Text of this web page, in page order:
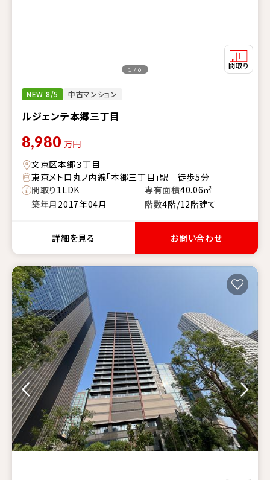
NEW 8/5 中古マンション
ルジェンテ本郷三丁目
1 / 6
8,980 万円
文京区本郷３丁目
東京メトロ丸ノ内線「本郷三丁目」駅 徒歩5分
間取り1LDK 専有面積40.06㎡
築年月 2017年04月 階数4階/12階建て
詳細を見る お問い合わせ